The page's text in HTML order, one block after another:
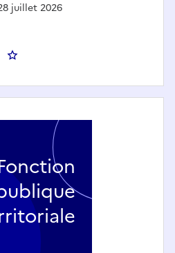
juillet 2026
: Gestionnaire des stages - pôle